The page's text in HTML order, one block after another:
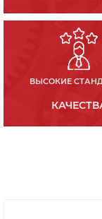
ВЫСОКИЕ